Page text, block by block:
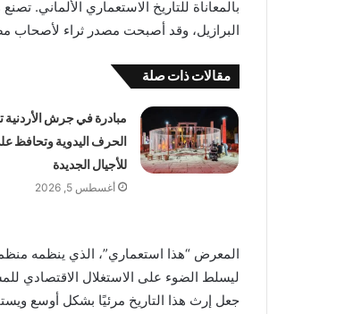
بالمعاناة للتاريخ الاستعماري الألماني.
البرازيل، وقد أصبحت مصدر ثراء لأصحاب
مقالات ذات صلة
مبادرة في جرش الأردنية
الحرف اليدوية وتحافظ
للأجيال الجديدة
أغسطس 5, 2026
ليسلط الضوء على الاستغلال الاقتصادي
جعل إرث هذا التاريخ مرئيًا بشكل أوسع ويستمر